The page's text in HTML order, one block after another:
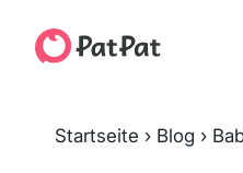
Startseite › Blog ›